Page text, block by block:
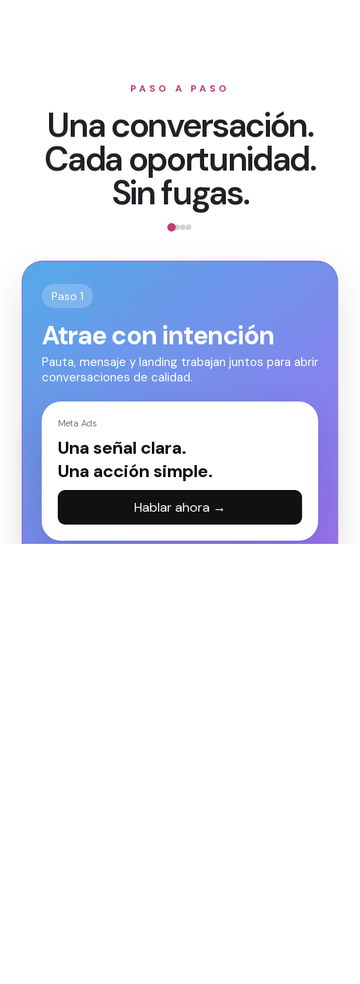
PASO A PASO
Una conversación.
Cada oportunidad.
Sin fugas.
Paso 1
Atrae con intención
Pauta, mensaje y landing trabajan juntos para abrir
conversaciones de calidad.
Meta Ads
Una señal clara.
Una acción simple.
Hablar ahora →